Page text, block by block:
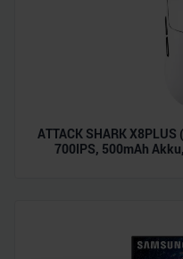
ATTACK SHARK
700IPS, 500mAh